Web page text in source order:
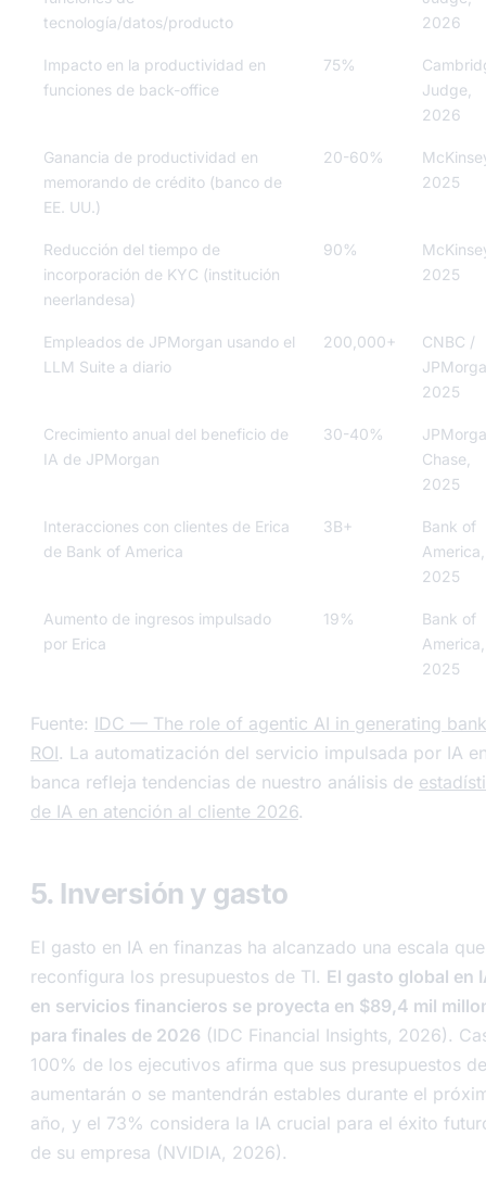
tecnología/datos/producto
2026
Impacto en la productividad en
funciones de back-office
75%
Judge,
2026
Ganancia de productividad en
memorando de crédito (banco de
EE. UU.)
20-60%
2025
Reducción del tiempo de
incorporación de KYC (institución
neerlandesa)
90%
2025
Empleados de JPMorgan usando el
LLM Suite a diario
200,000+
CNBC /
2025
Crecimiento anual del beneficio de
IA de JPMorgan
30-40%
Chase,
2025
Interacciones con clientes de Erica
de Bank of America
3B+
Bank of
America,
2025
Aumento de ingresos impulsado
por Erica
19%
Bank of
America,
2025
Fuente: IDC — The role of agentic AI in generating
ROI. La automatización del servicio impulsada por IA
banca refleja tendencias de nuestro análisis de
de IA en atención al cliente 2026.
5. Inversión y gasto
El gasto en IA en finanzas ha alcanzado una escala que
reconfigura los presupuestos de TI. El gasto global en
en servicios financieros se proyecta en $89,4 mil
para finales de 2026 (IDC Financial Insights, 2026).
100% de los ejecutivos afirma que sus presupuestos
aumentarán o se mantendrán estables durante el
año, y el 73% considera la IA crucial para el éxito
de su empresa (NVIDIA, 2026).